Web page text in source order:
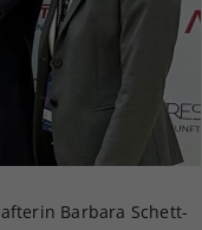
Barbara Schett-
falls der
dies eingestellt hat.